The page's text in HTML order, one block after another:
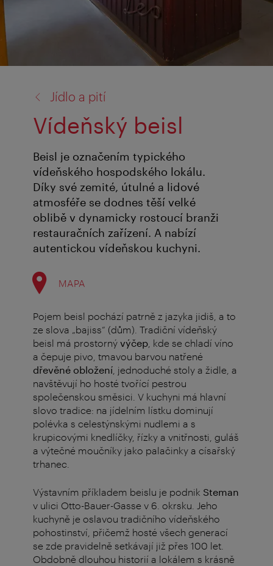
Jídlo a pití
Vídeňský beisl
Beisl je označením typického
vídeňského hospodského lokálu.
Díky své zemité, útulné a lidové
atmosféře se dodnes těší velké
oblibě v dynamicky rostoucí branži
restauračních zařízení. A nabízí
autentickou vídeňskou kuchyni.
MAPA
Pojem beisl pochází patrně z jazyka jidiš, a to
ze slova „bajiss“ (dům). Tradiční vídeňský
beisl má prostorný výčep , kde se chladí víno
a čepuje pivo, tmavou barvou natřené
dřevěné obložení , jednoduché stoly a židle, a
navštěvují ho hosté tvořící pestrou
společenskou směsici. V kuchyni má hlavní
slovo tradice: na jídelním lístku dominují
polévka s celestýnskými nudlemi a s
krupicovými knedlíčky, řízky a vnitřnosti, guláš
a výtečné moučníky jako palačinky a císařský
trhanec.
Výstavním příkladem beislu je podnik Steman
v ulici Otto-Bauer-Gasse v 6. okrsku. Jeho
kuchyně je oslavou tradičního vídeňského
pohostinství, přičemž hosté všech generací
se zde pravidelně setkávají již přes 100 let.
Obdobně dlouhou historií a lokálem s krásně